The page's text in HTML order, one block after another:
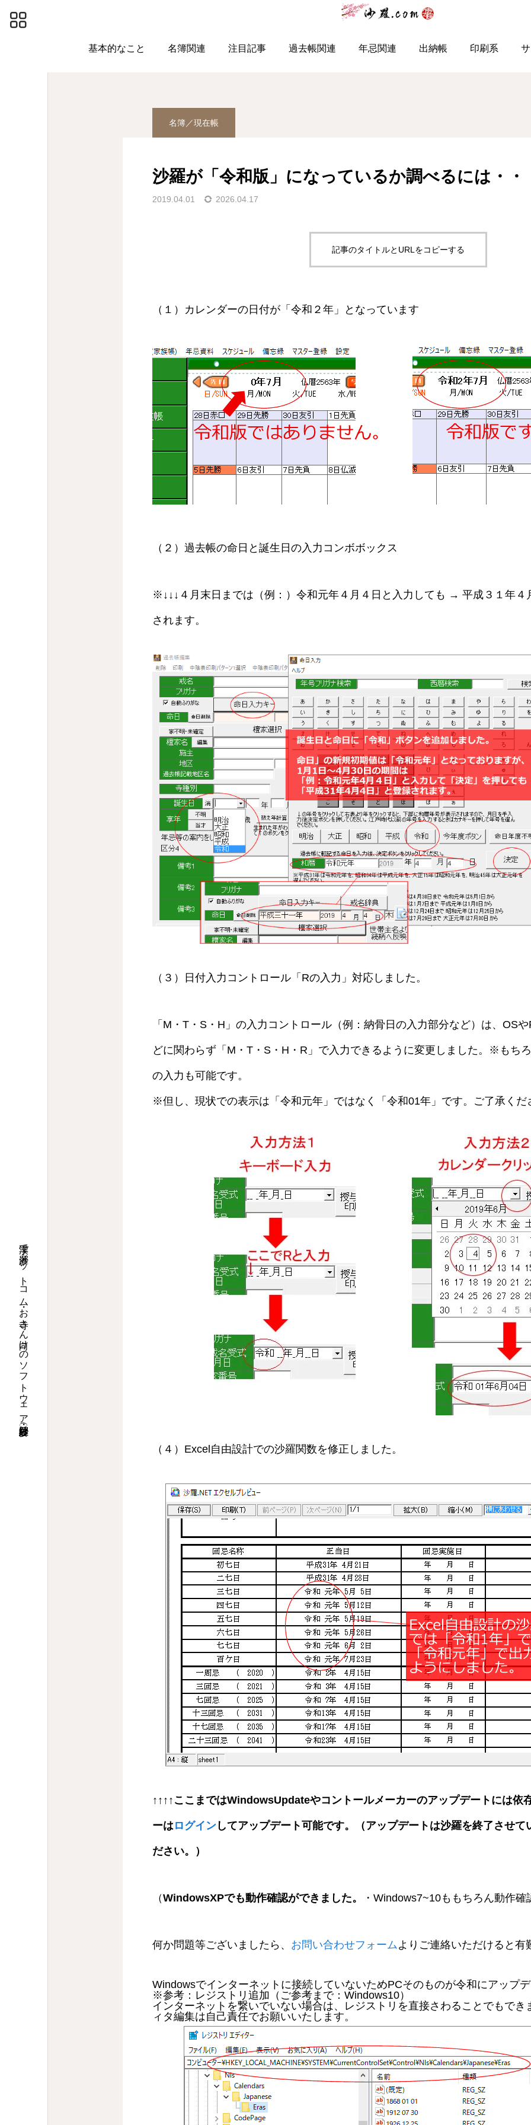
基本的なこと 名簿関連 注目記事 過去帳関連 年忌関連 出納帳 印刷系
漢字で沙羅ドットコム・お寺さん向けのソフトウェア沙羅（紗羅・娑羅）
投稿アーカイブ 名簿／現在帳 沙羅が「令和版」になっているか調べるには・・・
名簿／現在帳
沙羅が「令和版」になっているか調べるには・・
2019.04.01 2026.04.17
記事のタイトルとURLをコピーする
（１）カレンダーの日付が「令和２年」となっています
（２）過去帳の命日と誕生日の入力コンボボックス
※↓↓↓４月末日までは（例：）令和元年４月４日と入力しても → 平成３１年４
されます。
（３）日付入力コントロール「Rの入力」対応しました。
「M・T・S・H」の入力コントロール（例：納骨日の入力部分など）は、OS
どに関わらず「M・T・S・H・R」で入力できるように変更しました。※もち
の入力も可能です。
※但し、現状での表示は「令和元年」ではなく「令和01年」です。ご了承くだ
（４）Excel自由設計での沙羅関数を修正しました。
↑↑↑↑ここまではWindowsUpdateやコントールメーカーのアップデートには依
ーはログイン してアップデート可能です。（アップデートは沙羅を終了させ
ださい。）
（WindowsXPでも動作確認ができました。 ・Windows7~10ももちろん動作確
何か問題等ございましたら、 お問い合わせフォームよりご連絡いただけると有
Windowsでインターネットに接続していないためPCそのものが令和にアップ
※参考：レジストリ追加（ご参考まで：Windows10）
インターネットを繋いでいない場合は、レジストリを直接さわることでもでき
ィタ編集は自己責任でお願いいたします。